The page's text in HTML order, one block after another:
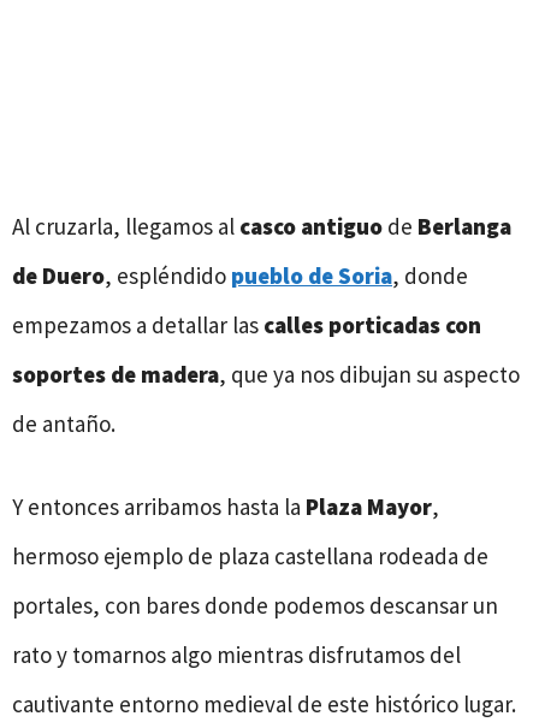
Al cruzarla, llegamos al casco antiguo de Berlanga
de Duero, espléndido pueblo de Soria, donde
empezamos a detallar las calles porticadas con
soportes de madera, que ya nos dibujan su aspecto
de antaño.
Y entonces arribamos hasta la Plaza Mayor,
hermoso ejemplo de plaza castellana rodeada de
portales, con bares donde podemos descansar un
rato y tomarnos algo mientras disfrutamos del
cautivante entorno medieval de este histórico lugar.